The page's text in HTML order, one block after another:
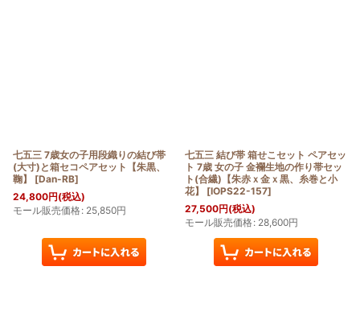
七五三 7歳女の子用段織りの結び帯
(大寸)と箱セコペアセット【朱黒、
鞠】
[Dan-RB]
24,800円(税込)
モール販売価格: 25,850円
七五三 結び帯 箱せこセット ペアセッ
ト 7歳 女の子 金襴生地の作り帯セッ
ト(合繊)【朱赤ｘ金ｘ黒、糸巻と小
花】
[IOPS22-157]
27,500円(税込)
モール販売価格: 28,600円